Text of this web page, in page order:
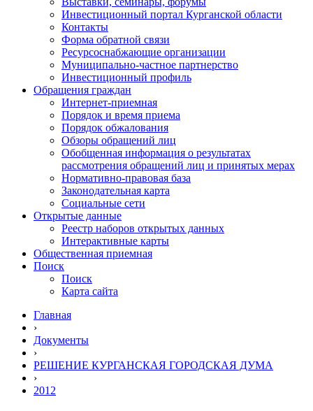
Инвестиционный портал Курганской области
Контакты
Форма обратной связи
Ресурсоснабжающие организации
Муниципально-частное партнерство
Инвестиционный профиль
Обращения граждан
Интернет-приемная
Порядок и время приема
Порядок обжалования
Обзоры обращений лиц
Обобщенная информация о результатах
рассмотрения обращений лиц и принятых мерах
Нормативно-правовая база
Законодательная карта
Социальные сети
Открытые данные
Реестр наборов открытых данных
Интерактивные карты
Общественная приемная
Поиск
Поиск
Карта сайта
Главная
›
Документы
›
РЕШЕНИЕ КУРГАНСКАЯ ГОРОДСКАЯ ДУМА
›
2012